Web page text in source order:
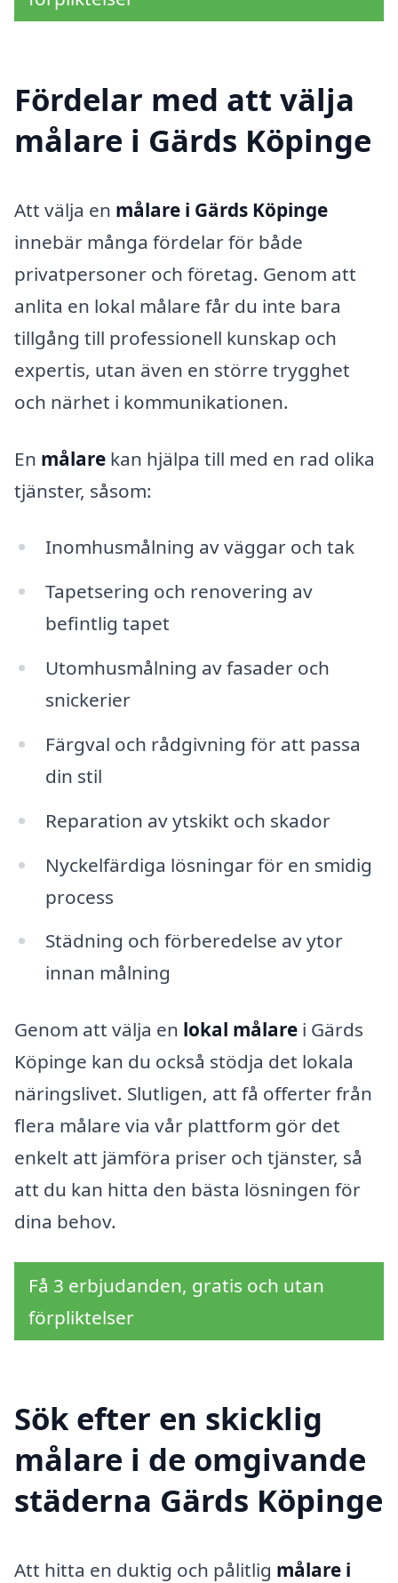
Fördelar med att välja
målare i Gärds Köpinge
Att välja en målare i Gärds Köpinge
innebär många fördelar för både
privatpersoner och företag. Genom att
anlita en lokal målare får du inte bara
tillgång till professionell kunskap och
expertis, utan även en större trygghet
och närhet i kommunikationen.
En målare kan hjälpa till med en rad olika
tjänster, såsom:
Inomhusmålning av väggar och tak
Tapetsering och renovering av
befintlig tapet
Utomhusmålning av fasader och
snickerier
Färgval och rådgivning för att passa
din stil
Reparation av ytskikt och skador
Nyckelfärdiga lösningar för en smidig
process
Städning och förberedelse av ytor
innan målning
Genom att välja en lokal målare i Gärds
Köpinge kan du också stödja det lokala
näringslivet. Slutligen, att få offerter från
flera målare via vår plattform gör det
enkelt att jämföra priser och tjänster, så
att du kan hitta den bästa lösningen för
dina behov.
Få 3 erbjudanden, gratis och utan
förpliktelser
Sök efter en skicklig
målare i de omgivande
städerna Gärds Köpinge
Att hitta en duktig och pålitlig målare i